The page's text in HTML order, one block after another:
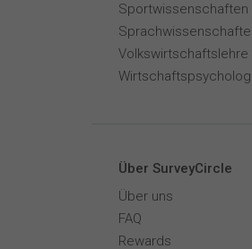
Sportwissenschaften
Volkswirtschaftslehre
Über SurveyCircle
Über uns
FAQ
Rewards